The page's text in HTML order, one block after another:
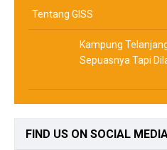
Tentang GISS
Kampung
Sepuasnya Tapi
FIND US ON SOCIAL